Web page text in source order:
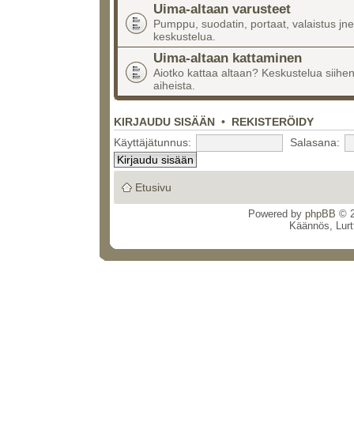
Uima-altaan varusteet
Pumppu, suodatin, portaat, valaistus
keskustelua.
Uima-altaan kattaminen
Aiotko kattaa altaan? Keskustelua
aiheista.
KIRJAUDU SISÄÄN • REKISTERÖIDY
Käyttäjätunnus: Salasana:
Etusivu
Powered by phpBB ©
Käännös,